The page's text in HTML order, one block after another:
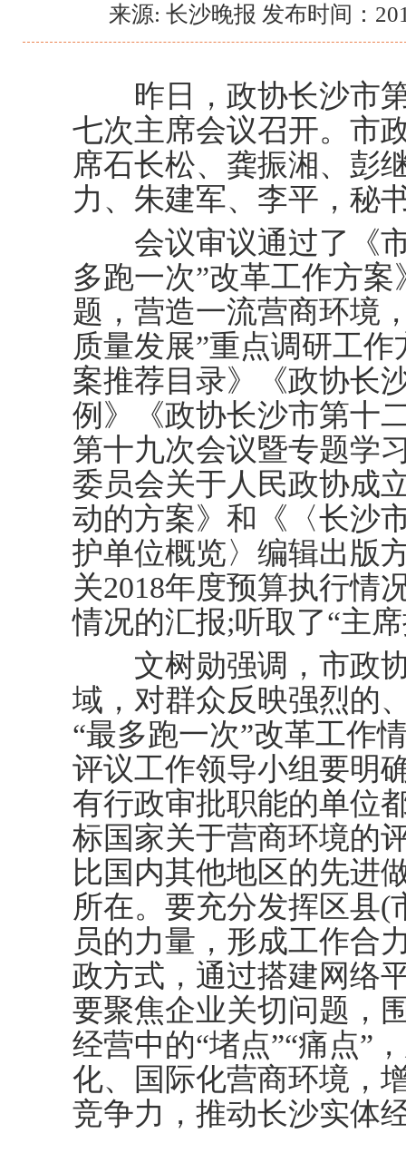
来源: 长沙晚报 发布时间：
昨日，政协长沙市第
七次主席会议召开。市
席石长松、龚振湘、彭
力、朱建军、李平，秘
会议审议通过了《市
多跑一次”改革工作方
题，营造一流营商环境
质量发展”重点调研工
案推荐目录》《政协长
例》《政协长沙市第十
第十九次会议暨专题学
委员会关于人民政协成
动的方案》和《〈长沙
护单位概览〉编辑出版
关2018年度预算执行情
情况的汇报;听取了“主
文树勋强调，市政协
域，对群众反映强烈的
“最多跑一次”改革工作
评议工作领导小组要明
有行政审批职能的单位
标国家关于营商环境的
比国内其他地区的先进
所在。要充分发挥区县(
员的力量，形成工作合
政方式，通过搭建网络
要聚焦企业关切问题，
经营中的“堵点”“痛点”
化、国际化营商环境，
竞争力，推动长沙实体